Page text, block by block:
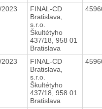
2023
FINAL-CD
Bratislava,
s.r.o.
Škultétyho
437/18, 958 01
Bratislava
2023
FINAL-CD
Bratislava,
s.r.o.
Škultétyho
437/18, 958 01
Bratislava